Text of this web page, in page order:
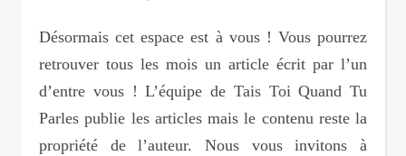
Désormais cet espace est à vous ! Vous pourrez
retrouver tous les mois un article écrit par l’un
d’entre vous ! L’équipe de Tais Toi Quand Tu
Parles publie les articles mais le contenu reste la
propriété de l’auteur. Nous vous invitons à